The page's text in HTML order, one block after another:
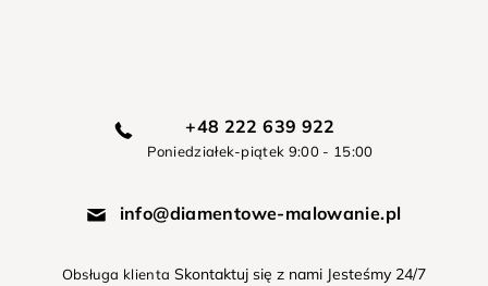
+48 222 639 922
Poniedziałek-piątek 9:00 - 15:00
info@diamentowe-malowanie.pl
Obsługa klienta Skontaktuj się z nami Jesteśmy 24/7